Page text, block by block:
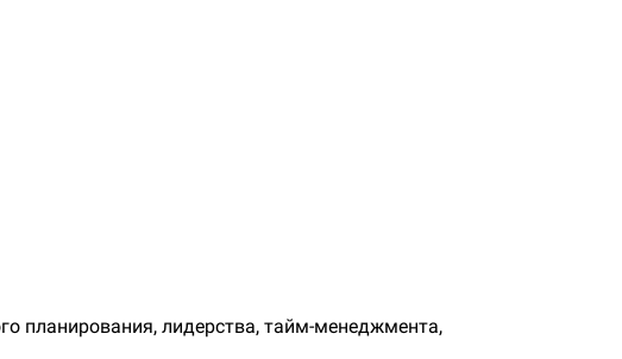
планирования, лидерства, тайм-менеджмента,